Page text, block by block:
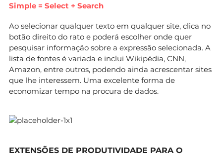
Simple = Select + Search
Ao selecionar qualquer texto em qualquer site, clica no
botão direito do rato e poderá escolher onde quer
pesquisar informação sobre a expressão selecionada. A
lista de fontes é variada e inclui Wikipédia, CNN,
Amazon, entre outros, podendo ainda acrescentar sites
que lhe interessem. Uma excelente forma de
economizar tempo na procura de dados.
EXTENSÕES DE PRODUTIVIDADE PARA O